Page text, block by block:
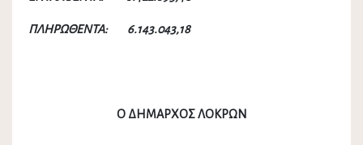
ΠΛΗΡΩΘΕΝΤΑ: 6.143.043,18
Ο ΔΗΜΑΡΧΟΣ ΛΟΚΡΩΝ